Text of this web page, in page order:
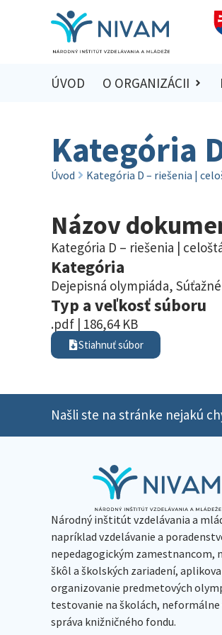
ÚVOD O ORGANIZÁCII
Kategória
Úvod Kategória D – riešenia |
Názov
Kategória D – riešenia |
Kategória
Dejepisná olympiáda,
Typ a veľkosť súboru
.pdf | 186,64 KB
Stiahnuť súbor
Našli ste na stránke nejakú
Národný inštitút vzdelávania a
napríklad vzdelávanie a
nepedagogickým zamestnancom,
škôl a školských zariadení,
organizovanie predmetových
testovanie na školách, neformálne
správa knižničného fondu.